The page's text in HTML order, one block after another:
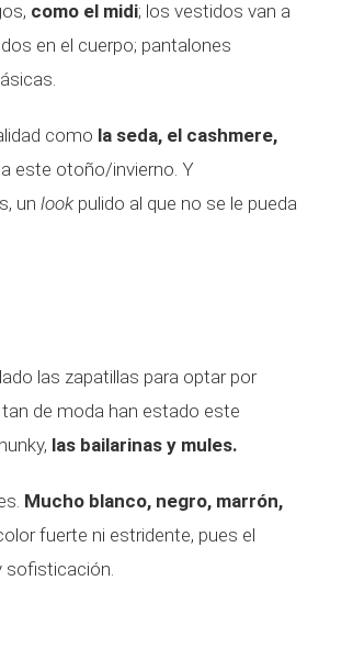
como el midi; los vestidos van a
en el cuerpo; pantalones
como la seda, el cashmere,
este otoño/invierno. Y
un look pulido al que no se le pueda
las zapatillas para optar por
tan de moda han estado este
las bailarinas y mules.
Mucho blanco, negro, marrón,
fuerte ni estridente, pues el
sofisticación.